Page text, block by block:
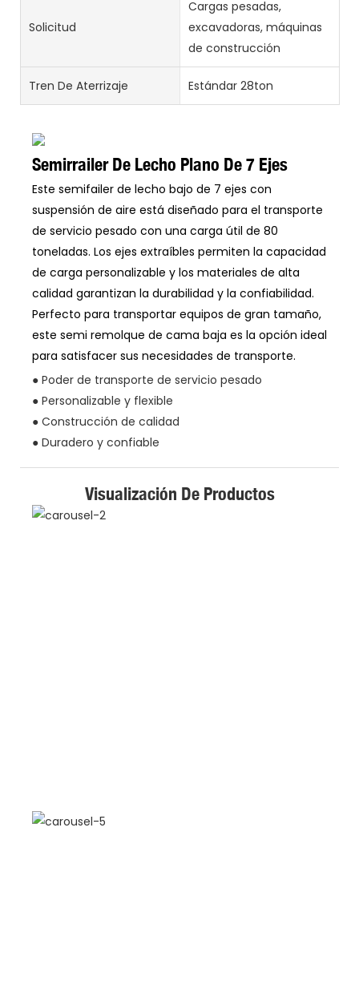
Solicitud
Cargas pesadas,
excavadoras, máquinas
de construcción
Tren De Aterrizaje Estándar 28ton
Semirrailer De Lecho Plano De 7 Ejes
Este semifailer de lecho bajo de 7 ejes con
suspensión de aire está diseñado para el transporte
de servicio pesado con una carga útil de 80
toneladas. Los ejes extraíbles permiten la capacidad
de carga personalizable y los materiales de alta
calidad garantizan la durabilidad y la confiabilidad.
Perfecto para transportar equipos de gran tamaño,
este semi remolque de cama baja es la opción ideal
para satisfacer sus necesidades de transporte.
● Poder de transporte de servicio pesado
● Personalizable y flexible
● Construcción de calidad
● Duradero y confiable
Visualización De Productos